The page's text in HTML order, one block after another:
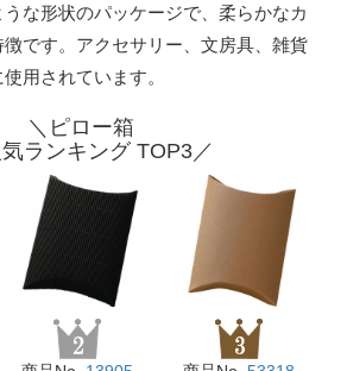
な形状のパッケージで、柔らかなカ
です。アクセサリー、文房具、雑貨
用されています。
＼ピロー箱
気ランキング TOP3／